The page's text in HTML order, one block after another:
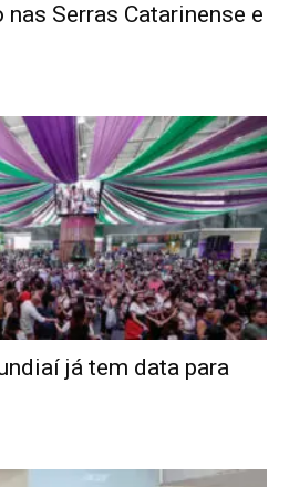
Serras Catarinense e
já tem data para